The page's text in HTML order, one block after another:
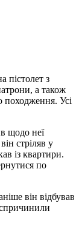
пістолет з
а також
походження. Усі
щодо неї
стріляв у
із квартири.
по
він відбував